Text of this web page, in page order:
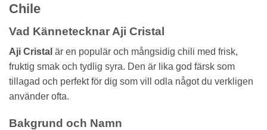
Chile
Vad Kännetecknar Aji Cristal
Aji Cristal är en populär och mångsidig chili med frisk,
fruktig smak och tydlig syra. Den är lika god färsk som
tillagad och perfekt för dig som vill odla något du verkligen
använder ofta.
Bakgrund och Namn